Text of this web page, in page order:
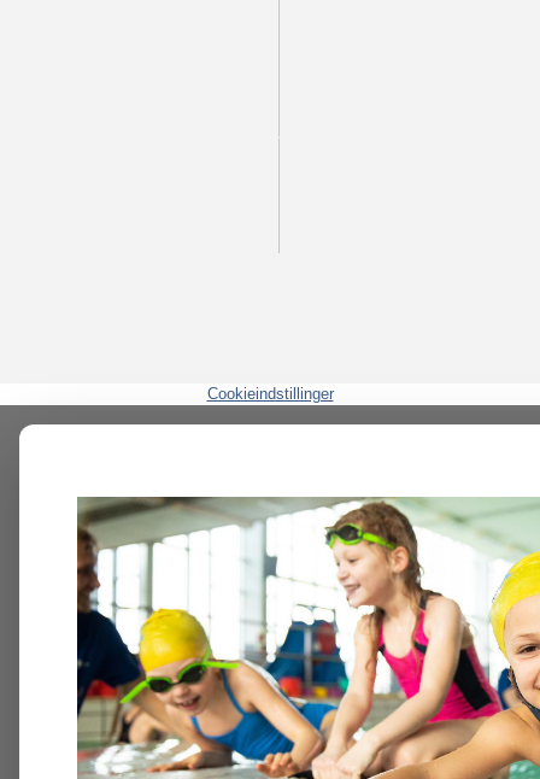
Cookieindstillinger